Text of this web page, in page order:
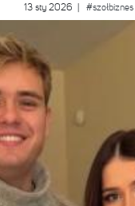
13 sty 2026 #szołbiznes